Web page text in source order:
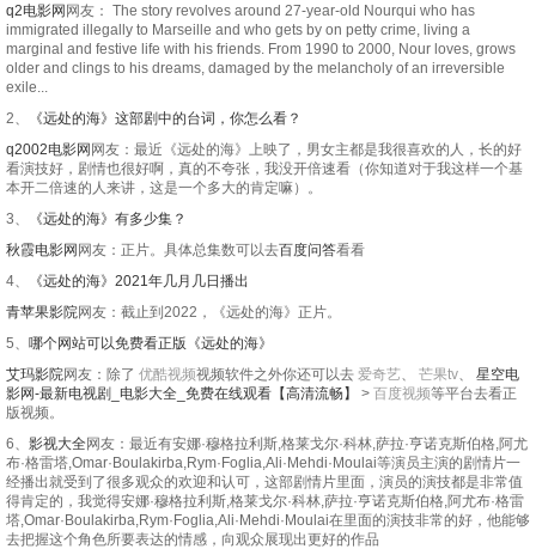
q2电影网网友： The story revolves around 27-year-old Nourqui who has
immigrated illegally to Marseille and who gets by on petty crime, living a
marginal and festive life with his friends. From 1990 to 2000, Nour loves, grows
older and clings to his dreams, damaged by the melancholy of an irreversible
exile...
2、
《远处的海》这部剧中的台词，你怎么看？
q2002电影网网友：最近《远处的海》上映了，男女主都是我很喜欢的人，长的好
看演技好，剧情也很好啊，真的不夸张，我没开倍速看（你知道对于我这样一个基
本开二倍速的人来讲，这是一个多大的肯定嘛）。
3、
《远处的海》有多少集？
秋霞电影网网友：正片。具体总集数可以去百度问答看看
4、
《远处的海》2021年几月几日播出
青苹果影院网友：截止到2022，《远处的海》正片。
5、 哪个网站可以免费看正版《远处的海》
艾玛影院网友：除了 优酷视频视频软件之外你还可以去 爱奇艺、 芒果tv、 星空电
影网-最新电视剧_电影大全_免费在线观看【高清流畅】 > 百度视频等平台去看正
版视频。
6、 影视大全网友：最近有安娜·穆格拉利斯,格莱戈尔·科林,萨拉·亨诺克斯伯格,阿尤
布·格雷塔,Omar·Boulakirba,Rym·Foglia,Ali·Mehdi·Moulai等演员主演的剧情片一
经播出就受到了很多观众的欢迎和认可，这部剧情片里面，演员的演技都是非常值
得肯定的，我觉得安娜·穆格拉利斯,格莱戈尔·科林,萨拉·亨诺克斯伯格,阿尤布·格雷
塔,Omar·Boulakirba,Rym·Foglia,Ali·Mehdi·Moulai在里面的演技非常的好，他能够
去把握这个角色所要表达的情感，向观众展现出更好的作品